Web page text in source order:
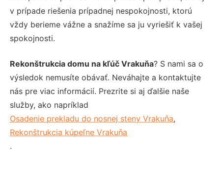
v prípade riešenia prípadnej nespokojnosti, ktorú
vždy berieme vážne a snažíme sa ju vyriešiť k vašej
spokojnosti.
Rekonštrukcia domu na kľúč Vrakuňa? S nami sa o
výsledok nemusíte obávať. Neváhajte a kontaktujte
nás pre viac informácií. Prezrite si aj ďalšie naše
služby, ako napríklad
Osadenie prekladu do nosnej steny Vrakuňa,
Rekonštrukcia kúpeľne Vrakuňa
.